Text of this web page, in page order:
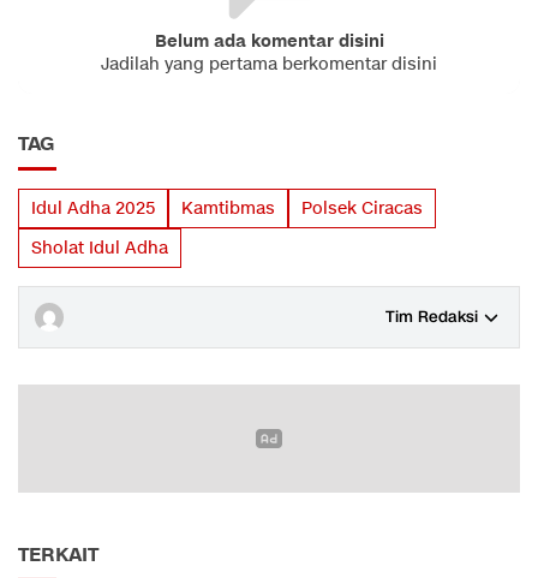
Belum ada komentar disini
Jadilah yang pertama berkomentar disini
TAG
Idul Adha 2025 Kamtibmas
Polsek Ciracas
Sholat Idul Adha
Tim Redaksi
TERKAIT